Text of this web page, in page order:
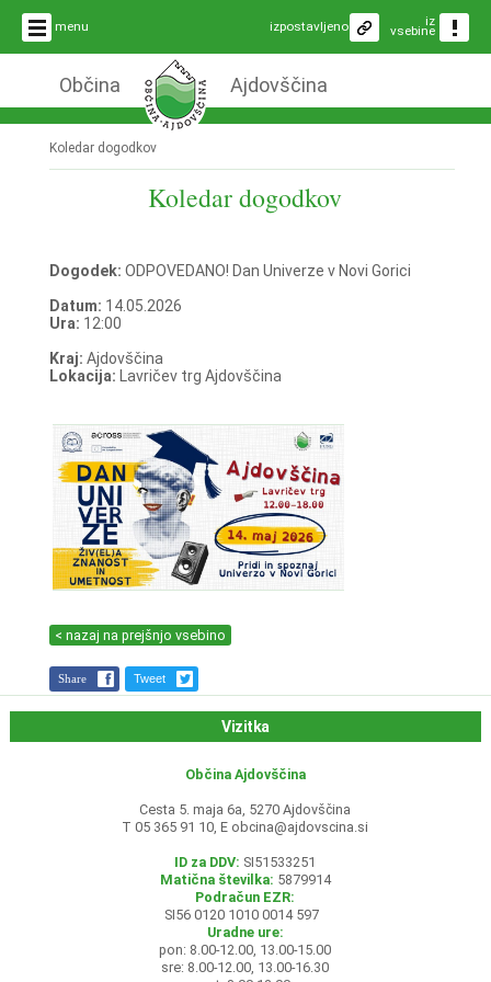
menu iz
vsebine
izpostavljeno
Občina Ajdovščina
Koledar dogodkov
Koledar dogodkov
Dogodek: ODPOVEDANO! Dan Univerze v Novi Gorici
Datum: 14.05.2026
Ura: 12:00
Kraj: Ajdovščina
Lokacija: Lavričev trg Ajdovščina
< nazaj na prejšnjo vsebino
Share Tweet
Vizitka
Občina Ajdovščina
Cesta 5. maja 6a, 5270 Ajdovščina
T 05 365 91 10, E obcina@ajdovscina.si
ID za DDV: SI51533251
Matična številka: 5879914
Podračun EZR:
SI56 0120 1010 0014 597
Uradne ure:
pon: 8.00-12.00, 13.00-15.00
sre: 8.00-12.00, 13.00-16.30